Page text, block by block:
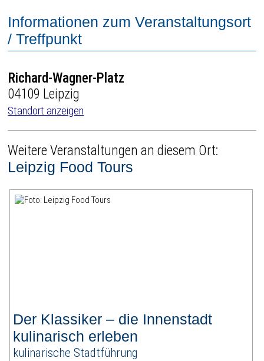
Informationen zum Veranstaltungsort
/ Treffpunkt
Richard-Wagner-Platz
04109 Leipzig
Standort anzeigen
Weitere Veranstaltungen an diesem Ort:
Leipzig Food Tours
Der Klassiker – die Innenstadt
kulinarisch erleben
kulinarische Stadtführung